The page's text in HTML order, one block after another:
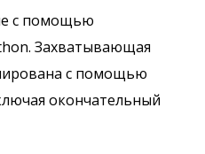
с помощью
Захватывающая
с помощью
окончательный